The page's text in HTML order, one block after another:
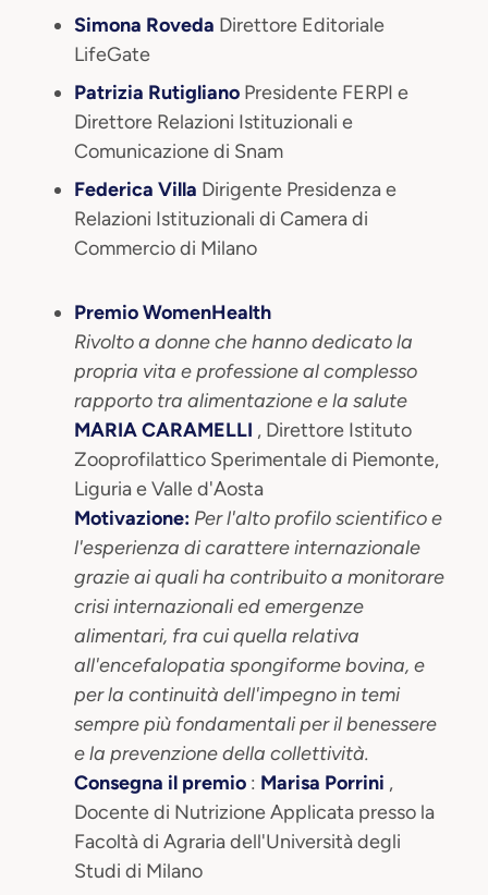
Simona Roveda Direttore Editoriale
LifeGate
Patrizia Rutigliano Presidente FERPI e
Direttore Relazioni Istituzionali e
Comunicazione di Snam
Federica Villa Dirigente Presidenza e
Relazioni Istituzionali di Camera di
Commercio di Milano
Premio WomenHealth
Rivolto a donne che hanno dedicato la
propria vita e professione al complesso
rapporto tra alimentazione e la salute
MARIA CARAMELLI , Direttore Istituto
Zooprofilattico Sperimentale di Piemonte,
Liguria e Valle d'Aosta
Motivazione: Per l'alto profilo scientifico e
l'esperienza di carattere internazionale
grazie ai quali ha contribuito a monitorare
crisi internazionali ed emergenze
alimentari, fra cui quella relativa
all'encefalopatia spongiforme bovina, e
per la continuità dell'impegno in temi
sempre più fondamentali per il benessere
e la prevenzione della collettività.
Consegna il premio : Marisa Porrini ,
Docente di Nutrizione Applicata presso la
Facoltà di Agraria dell'Università degli
Studi di Milano